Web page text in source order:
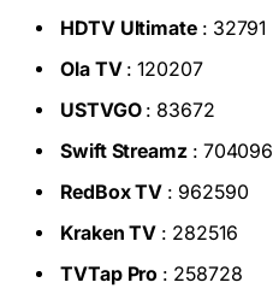
HDTV Ultimate: 32791
Ola TV: 120207
USTVGO: 83672
Swift Streamz: 704096
RedBox TV : 962590
Kraken TV : 282516
TVTap Pro : 258728